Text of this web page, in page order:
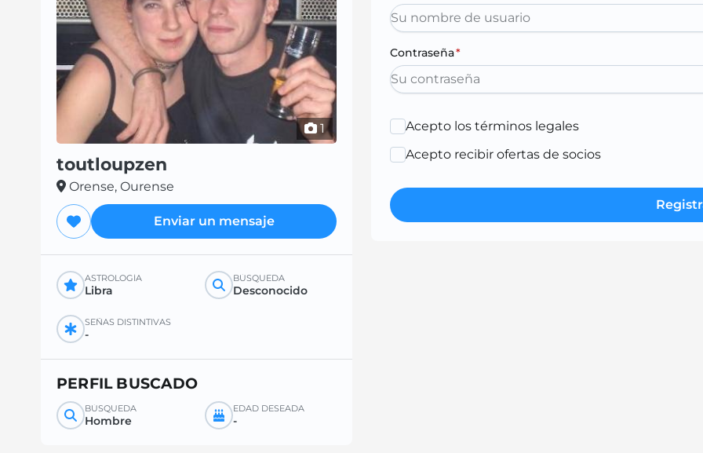
1
toutloupzen
Orense, Ourense
Enviar un mensaje
ASTROLOGÍA
Libra
BÚSQUEDA
Desconocido
SEÑAS DISTINTIVAS
-
PERFIL BUSCADO
BÚSQUEDA
Hombre
EDAD DESEADA
-
Contraseña*
Acepto los términos legales
Acepto recibir ofertas de socios